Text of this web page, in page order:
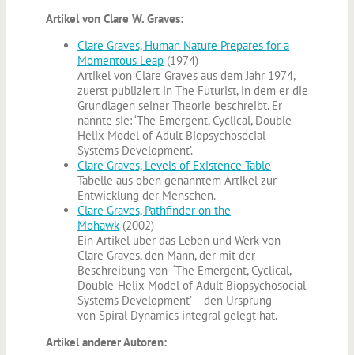
Artikel von Clare W. Graves:
Clare Graves, Human Nature Prepares for a
Momentous Leap (1974)
Artikel von Clare Graves aus dem Jahr 1974,
zuerst publiziert in The Futurist, in dem er die
Grundlagen seiner Theorie beschreibt. Er
nannte sie: ‘The Emergent, Cyclical, Double-
Helix Model of Adult Biopsychosocial
Systems Development’.
Clare Graves, Levels of Existence Table
Tabelle aus oben genanntem Artikel zur
Entwicklung der Menschen.
Clare Graves, Pathfinder on the
Mohawk (2002)
Ein Artikel über das Leben und Werk von
Clare Graves, den Mann, der mit der
Beschreibung von ‘The Emergent, Cyclical,
Double-Helix Model of Adult Biopsychosocial
Systems Development’ – den Ursprung
von Spiral Dynamics integral gelegt hat.
Artikel anderer Autoren: